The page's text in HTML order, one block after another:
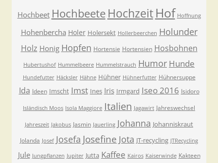
Hochbeet Hochbeete Hochzeit Hof Hoffnung
Hohenbercha Holer Holersekt Hollerbeerchen Holunder
Holz Honig Hopfen Hortensie Hortensien Hosbohnen
Hubertushof Hummelbeere Hummelstrauch Humor Hunde
Hundefutter Häcksler Hähne Hühner Hühnerfutter Hühnersuppe
Ida Ideen Imscht Imst Ines Iris Irmgard Iseo 2016 Isidoro
Isländisch Moos Isola Maggiore Italien Jagawirt Jahreswechsel
Jahreszeit Jakobus Jasmin Jauerling Johanna Johanniskraut
Jolanda Josef Josefa Josefine Jota JT-recycling JTRecycling
Jule Jungpflanzen Jupiter Jutta Kaffee Kairos Kaiserwinde Kakteen